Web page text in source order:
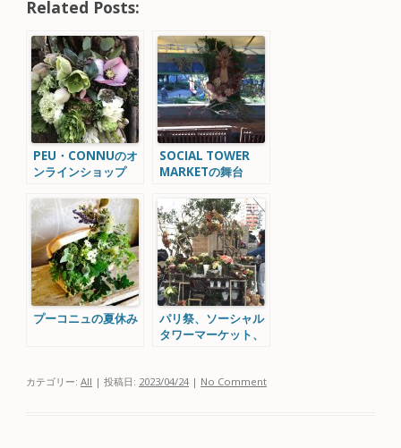
Related Posts:
PEU・CONNUのオ
ンラインショップ
メイドフラワー
SOCIAL TOWER
MARKETの舞台
プーコニュの夏休み
パリ祭、ソーシャル
タワーマーケット、
カテゴリー: All | 投稿日: 2023/04/24 | No Comment